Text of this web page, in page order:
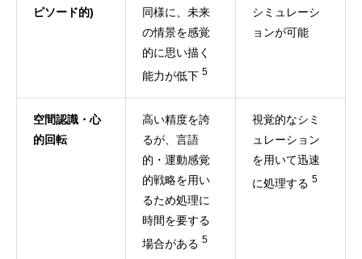
ピソード的)
同様に、未来
の情景を感覚
的に思い描く
能力が低下 5
シミュレーシ
ョンが可能
空間認識・心
的回転
高い精度を誇
るが、言語
的・運動感覚
的戦略を用い
るため処理に
時間を要する
場合がある 5
視覚的なシミ
ュレーション
を用いて迅速
に処理する 5